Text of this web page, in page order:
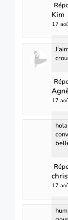
Kim
17
17
17